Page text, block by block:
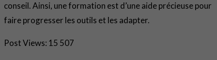
conseil. Ainsi, une formation est d’une aide précieuse pour
faire progresser les outils et les adapter.
Post Views: 15 507